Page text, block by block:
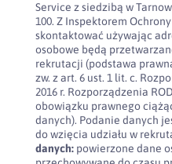
Service z siedzibą w
100. Z Inspektorem
skontaktować używając
osobowe będą
rekrutacji (podstawa
zw. z art. 6 ust. 1 lit. c.
2016 r. Rozporządzenia
obowiązku prawnego
danych). Podanie danych
do wzięcia udziału w
danych:powierzone dane